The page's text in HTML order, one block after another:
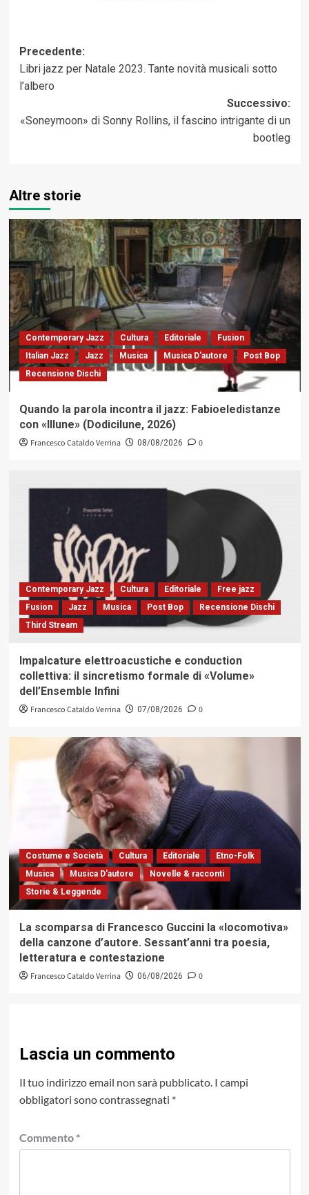
Navigazione
articolo
Precedente:
Libri jazz per Natale 2023. Tante novità musicali sotto
l’albero
Successivo:
«Soneymoon» di Sonny Rollins, il fascino intrigante di un
bootleg
Altre storie
Contemporary Jazz Cultura Editoriale
Fusion
Italian Jazz
Jazz Musica Musica D'autore
Post Bop
Recensione Dischi
Quando la parola incontra il jazz: Fabioeledistanze
con «Illune» (Dodicilune, 2026)
Francesco Cataldo Verrina 08/08/2026 0
Contemporary Jazz Cultura Editoriale
Free jazz
Fusion
Jazz Musica Post Bop
Recensione Dischi
Third Stream
Impalcature elettroacustiche e conduction
collettiva: il sincretismo formale di «Volume»
dell’Ensemble Infini
Francesco Cataldo Verrina 07/08/2026 0
Costume e Società Cultura Editoriale
Etno-Folk
Musica
Musica D'autore
Novelle & racconti
Storie & Leggende
La scomparsa di Francesco Guccini la «locomotiva»
della canzone d’autore. Sessant’anni tra poesia,
letteratura e contestazione
Francesco Cataldo Verrina 06/08/2026 0
Lascia un commento
Il tuo indirizzo email non sarà pubblicato. I campi
obbligatori sono contrassegnati *
Commento *